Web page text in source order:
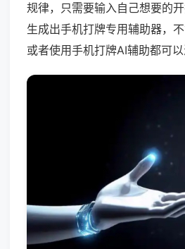
规律，只需要输入自己想要的
生成出手机打牌专用辅助器，
或者使用手机打牌AI辅助都可以